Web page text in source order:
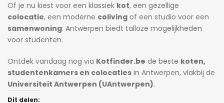
Of je nu kiest voor een klassiek kot, een gezellige
colocatie, een moderne coliving of een studio voor een
samenwoning: Antwerpen biedt talloze mogelijkheden
voor studenten.
Ontdek vandaag nog via Kotfinder.be de beste koten,
studentenkamers en colocaties in Antwerpen, vlakbij de
Universiteit Antwerpen (UAntwerpen).
Dit delen: